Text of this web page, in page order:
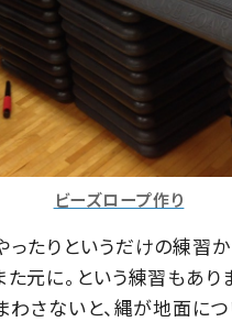
ビーズロープ作り
ったりというだけの練習
元に。という練習もあり
わさないと、縄が地面に